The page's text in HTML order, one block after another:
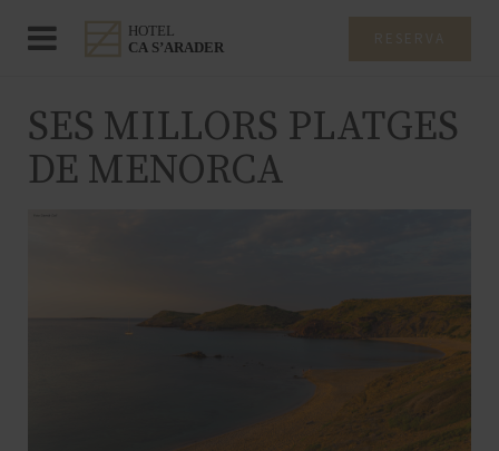
SES MILLORS PLATGES
DE MENORCA